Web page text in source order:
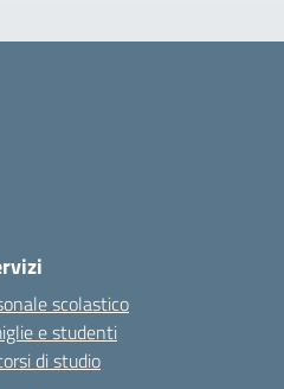
scolastico
e studenti
di studio